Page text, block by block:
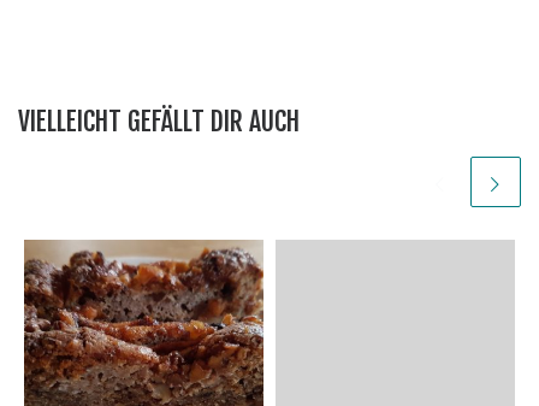
VIELLEICHT GEFÄLLT DIR AUCH